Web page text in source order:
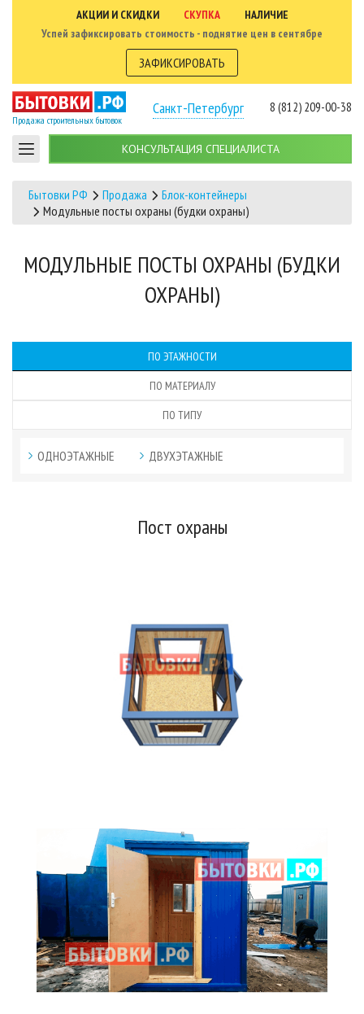
АКЦИИ И СКИДКИ СКУПКА
НАЛИЧИЕ
Успей зафиксировать стоимость - поднятие цен в сентябре
ЗАФИКСИРОВАТЬ
Продажа строительных бытовок
Санкт-Петербург 8 (812) 209-00-38
КОНСУЛЬТАЦИЯ СПЕЦИАЛИСТА
Бытовки РФ Продажа
Блок-контейнеры
Модульные посты охраны (будки охраны)
МОДУЛЬНЫЕ ПОСТЫ ОХРАНЫ (БУДКИ
ОХРАНЫ)
ПО ЭТАЖНОСТИ
ПО МАТЕРИАЛУ
ПО ТИПУ
ОДНОЭТАЖНЫЕ ДВУХЭТАЖНЫЕ
Пост охраны